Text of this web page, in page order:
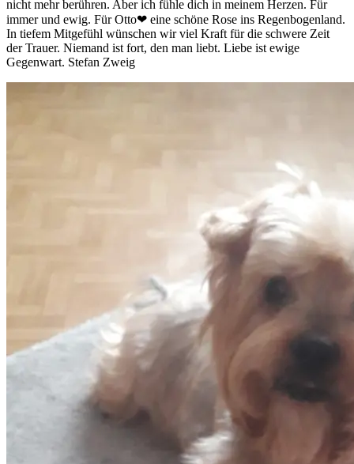
nicht mehr berühren. Aber ich fühle dich in meinem Herzen. Für
immer und ewig. Für Otto❤ eine schöne Rose ins Regenbogenland.
In tiefem Mitgefühl wünschen wir viel Kraft für die schwere Zeit
der Trauer. Niemand ist fort, den man liebt. Liebe ist ewige
Gegenwart. Stefan Zweig